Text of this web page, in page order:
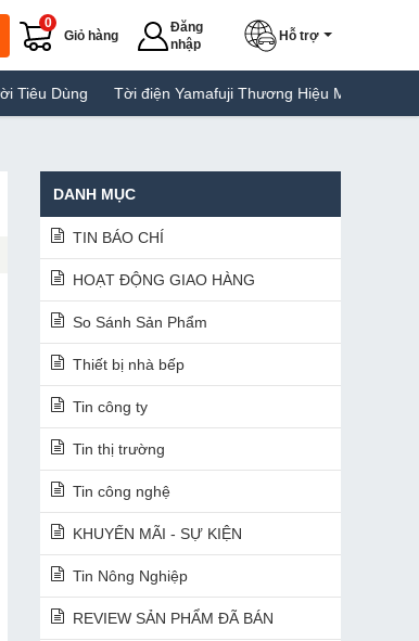
Giỏ hàng
0
Đăng
nhập
Hỗ trợ
Tời điện Yamafuji Thương Hiệu Máy Tời Giá Rẻ Tại Việt
DANH MỤC
TIN BÁO CHÍ
HOẠT ĐỘNG GIAO HÀNG
So Sánh Sản Phẩm
Thiết bị nhà bếp
Tin công ty
Tin thị trường
Tin công nghệ
KHUYẾN MÃI - SỰ KIỆN
Tin Nông Nghiệp
REVIEW SẢN PHẨM ĐÃ BÁN